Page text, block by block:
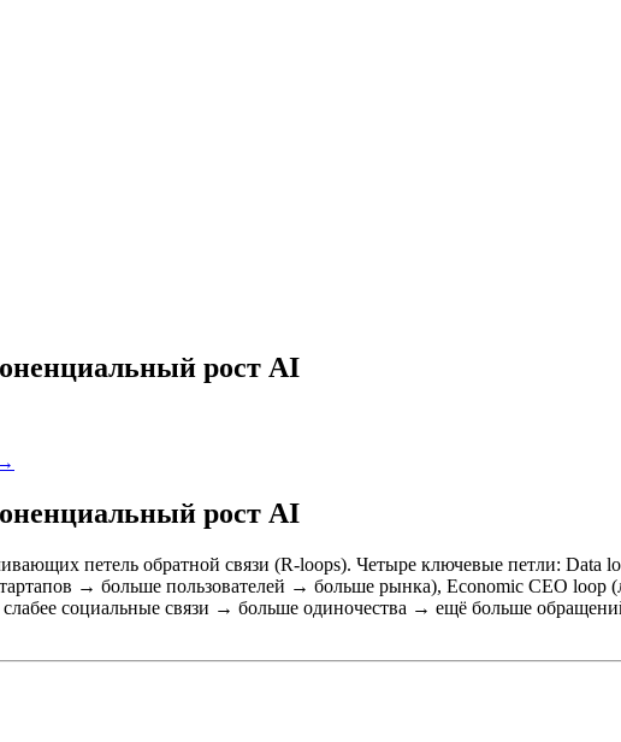
рост AI
→
рост AI
петель обратной связи (R-loops). Четыре ключевые петли:
→ больше пользователей → больше рынка), Economic CEO
социальные связи → больше одиночества → ещё больше